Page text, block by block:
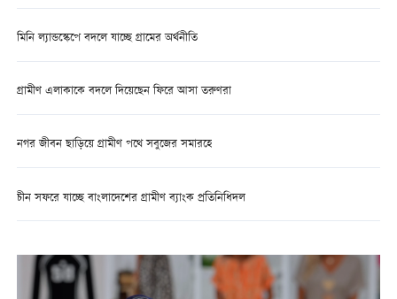
মিনি ল্যান্ডস্কেপে বদলে যাচ্ছে গ্রামের অর্থনীতি
গ্রামীণ এলাকাকে বদলে দিয়েছেন ফিরে আসা তরুণরা
নগর জীবন ছাড়িয়ে গ্রামীণ পথে সবুজের সমারহে
চীন সফরে যাচ্ছে বাংলাদেশের গ্রামীণ ব্যাংক প্রতিনিধিদল